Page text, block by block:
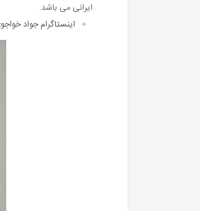
ایرانی می باشد.
اینستاگرام جواد